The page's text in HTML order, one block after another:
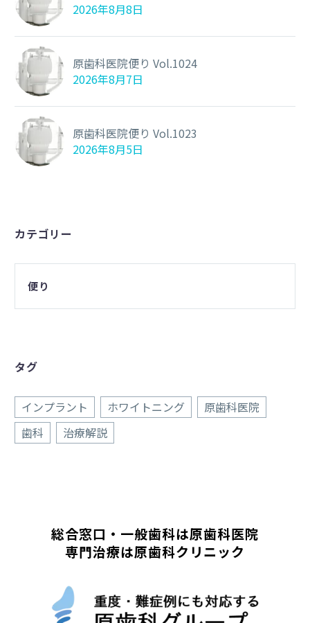
2026年8月8日
原歯科医院便り Vol.1024
2026年8月7日
原歯科医院便り Vol.1023
2026年8月5日
カテゴリー
便り
タグ
インプラント ホワイトニング
原歯科医院
歯科
治療解説
総合窓口・一般歯科は原歯科医院
専門治療は原歯科クリニック